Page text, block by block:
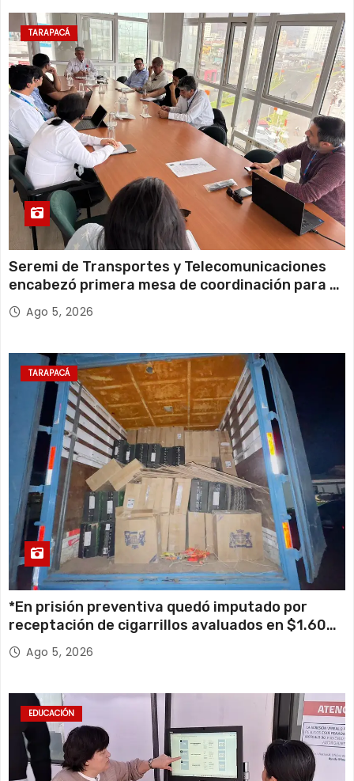
13 de agosto
Jueves 21°C 18°C
14 de agosto
Viernes 21°C 18°C
TARAPACÁ
Seremi de Transportes y Telecomunicaciones
encabezó primera mesa de coordinación para el
retiro de cables en desuso en Iquique
Ago 5, 2026
TARAPACÁ
*En prisión preventiva quedó imputado por
receptación de cigarrillos avaluados en $1.600
millones*
Ago 5, 2026
EDUCACIÓN